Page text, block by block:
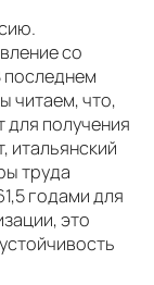
со
читаем, что,
для получения
итальянский
труда
годами для
это